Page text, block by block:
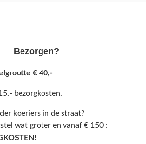
Bezorgen?
€ 40,-
bezorgkosten.
koeriers in de straat?
wat groter en vanaf € 150 :